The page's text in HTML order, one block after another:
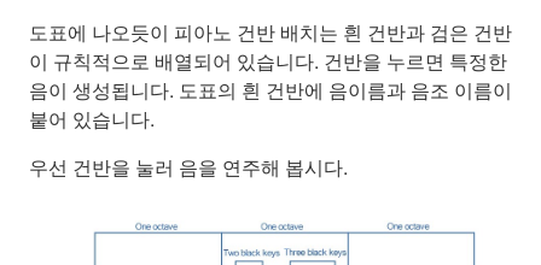
도표에 나오듯이 피아노 건반 배치는 흰 건반과 검은 건반
이 규칙적으로 배열되어 있습니다. 건반을 누르면 특정한
음이 생성됩니다. 도표의 흰 건반에 음이름과 음조 이름이
붙어 있습니다.
우선 건반을 눌러 음을 연주해 봅시다.